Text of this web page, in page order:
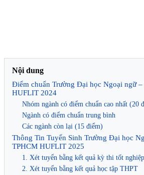
Nội dung
Điểm chuẩn Trường Đại học Ngoại ngữ
HUFLIT 2024
Nhóm ngành có điểm chuẩn cao nhất (20
Ngành có điểm chuẩn trung bình
Các ngành còn lại (15 điểm)
Thông Tin Tuyển Sinh Trường Đại học
TPHCM HUFLIT 2025
1. Xét tuyển bằng kết quả kỳ thi tốt
2. Xét tuyển bằng kết quả học tập THPT